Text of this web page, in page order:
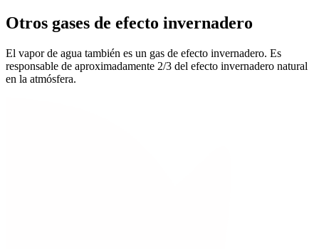
Otros gases de efecto invernadero
El vapor de agua también es un gas de efecto invernadero. Es
responsable de aproximadamente 2/3 del efecto invernadero natural
en la atmósfera.